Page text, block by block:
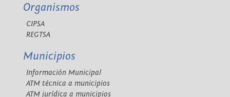
Organismos
CIPSA
REGTSA
Municipios
Información Municipal
ATM técnica a municipios
ATM jurídica a municipios